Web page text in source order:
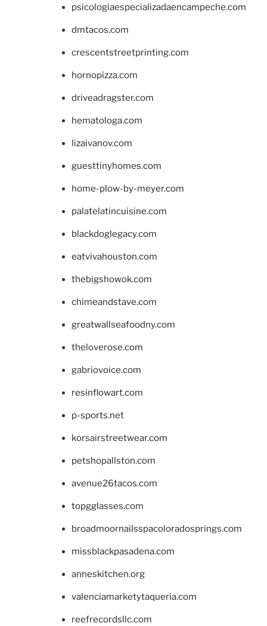
psicologiaespecializadaencampeche.com
dmtacos.com
crescentstreetprinting.com
hornopizza.com
driveadragster.com
hematologa.com
lizaivanov.com
guesttinyhomes.com
home-plow-by-meyer.com
palatelatincuisine.com
blackdoglegacy.com
eatvivahouston.com
thebigshowok.com
chimeandstave.com
greatwallseafoodny.com
theloverose.com
gabriovoice.com
resinflowart.com
p-sports.net
korsairstreetwear.com
petshopallston.com
avenue26tacos.com
topgglasses.com
broadmoornailsspacoloradosprings.com
missblackpasadena.com
anneskitchen.org
valenciamarketytaqueria.com
reefrecordsllc.com